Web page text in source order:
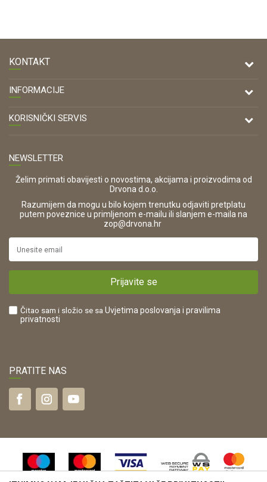
KONTAKT
DRVONA D.O.O.
Antuna Mihanovića 7,
47000 Karlovac
OIB:
42821181683
16280
https://www.drvona.hr/
POREZNI BROJ:
INFORMACIJE
O nama
KORISNIČKI SERVIS
Zaštita privatnosti i osobnih podataka
Korištenje kolačića
Pravo na odustajanje i jednostrani raskid ugovora
Reklamacije
Plaćanje karticama
Što dobivam registracijom?
NEWSLETTER
Želim primati obavijesti o novostima, akcijama i proizvodima od
Drvona d.o.o.
Razumijem da mogu u bilo kojem trenutku odjaviti pretplatu
putem poveznice u primljenom e-mailu ili slanjem e-maila na
zop@drvona.hr
Prijavite se
Čitao sam i složio se sa Uvjetima poslovanja i pravilima
privatnosti
PRATITE NAS